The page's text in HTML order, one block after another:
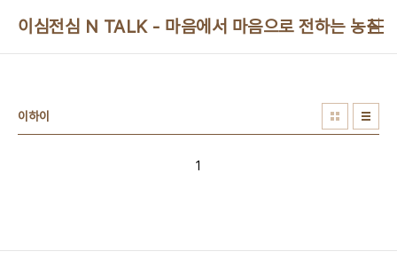
이심전심 N TALK - 마음에서 마음으로 전하는 농심
이하이
1